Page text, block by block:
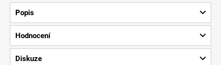
Popis
Hodnocení
Diskuze